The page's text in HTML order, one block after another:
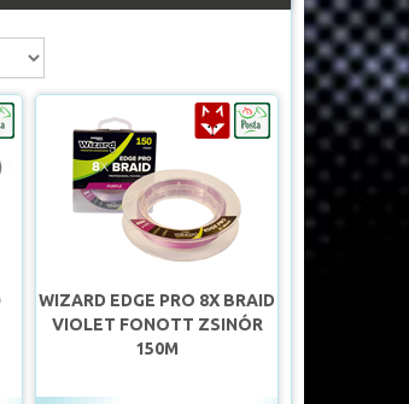
WIZARD EDGE PRO 8X BRAID
VIOLET FONOTT ZSINÓR
150M